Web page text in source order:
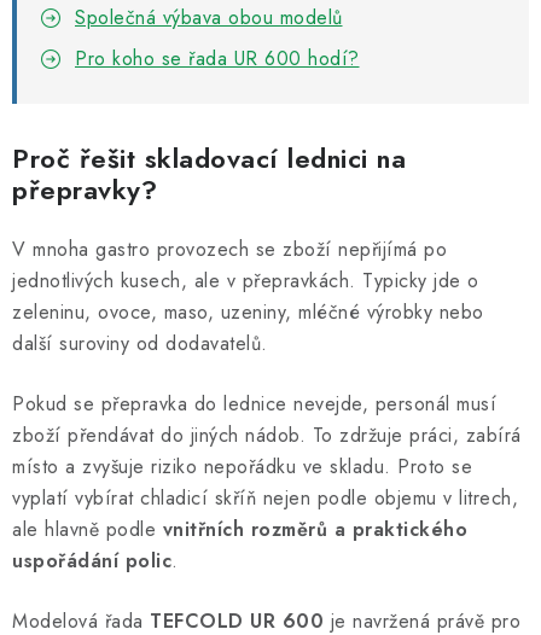
Společná výbava obou modelů
Pro koho se řada UR 600 hodí?
Proč řešit skladovací lednici na
přepravky?
V mnoha gastro provozech se zboží nepřijímá po
jednotlivých kusech, ale v přepravkách. Typicky jde o
zeleninu, ovoce, maso, uzeniny, mléčné výrobky nebo
další suroviny od dodavatelů.
Pokud se přepravka do lednice nevejde, personál musí
zboží přendávat do jiných nádob. To zdržuje práci, zabírá
místo a zvyšuje riziko nepořádku ve skladu. Proto se
vyplatí vybírat chladicí skříň nejen podle objemu v litrech,
ale hlavně podle vnitřních rozměrů a praktického
uspořádání polic.
Modelová řada TEFCOLD UR 600 je navržená právě pro